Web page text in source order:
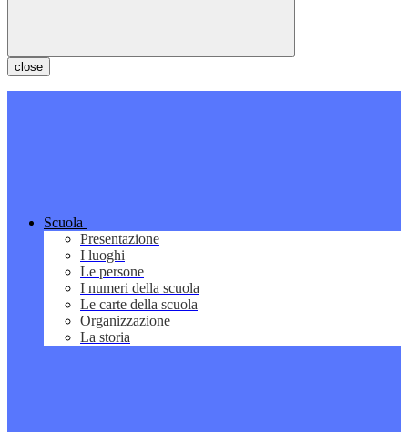
close
Scuola
Presentazione
I luoghi
Le persone
I numeri della scuola
Le carte della scuola
Organizzazione
La storia